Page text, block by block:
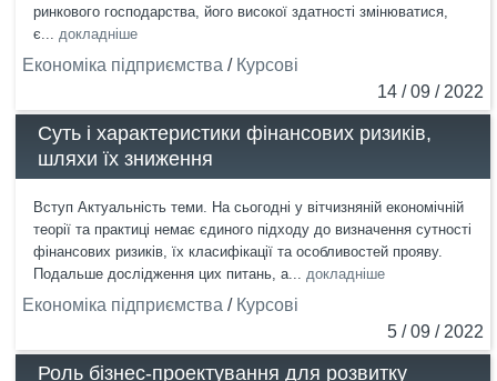
ринкового господарства, його високої здатності змінюватися,
є... докладніше
Економіка підприємства / Курсові
14 / 09 / 2022
Суть і характеристики фінансових ризиків,
шляхи їх зниження
Вступ Актуальність теми. На сьогодні у вітчизняній економічній
теорії та практиці немає єдиного підходу до визначення сутності
фінансових ризиків, їх класифікації та особливостей прояву.
Подальше дослідження цих питань, а... докладніше
Економіка підприємства / Курсові
5 / 09 / 2022
Роль бізнес-проектування для розвитку